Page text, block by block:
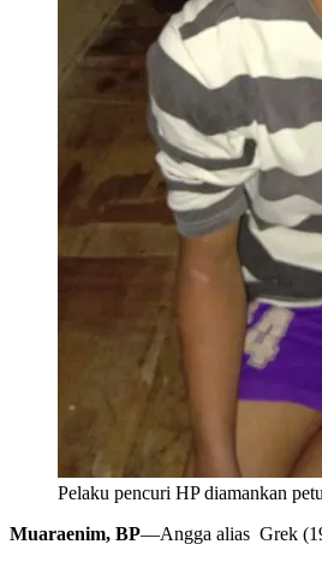
Pelaku pencuri HP diamankan
Muaraenim, BP—Angga alias Grek